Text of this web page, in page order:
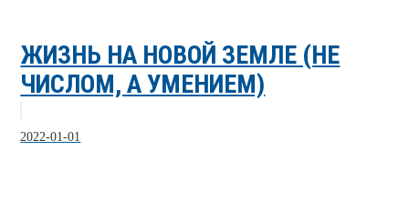
ЖИЗНЬ НА НОВОЙ ЗЕМЛЕ (НЕ
ЧИСЛОМ, А УМЕНИЕМ)
2022-01-01